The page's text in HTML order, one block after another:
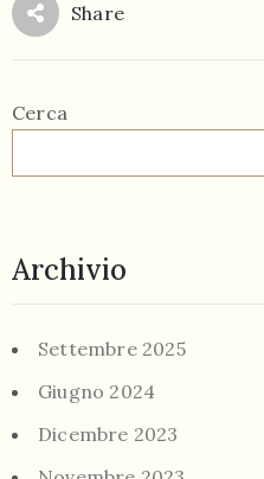
Share
Cerca
Archivio
Settembre 2025
Giugno 2024
Dicembre 2023